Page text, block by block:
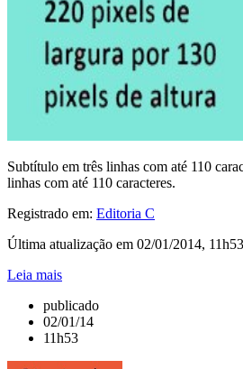
Subtítulo em três linhas com até 110
linhas com até 110 caracteres.
Registrado em: Editoria C
Última atualização em 02/01/2014, 11h53
Leia mais
publicado
02/01/14
11h53